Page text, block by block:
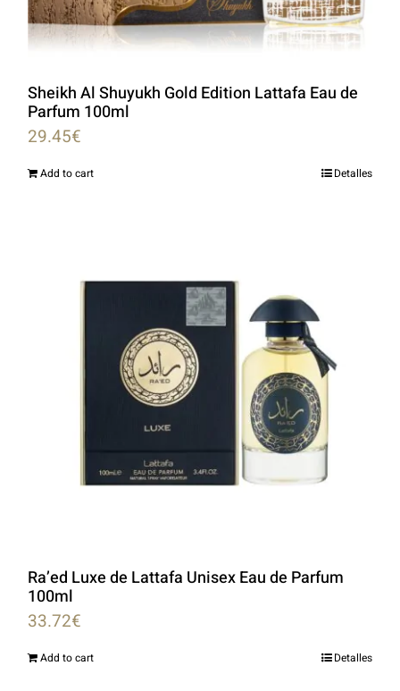
Sheikh Al Shuyukh Gold Edition Lattafa Eau de
Parfum 100ml
29.45€
Add to cart Detalles
Ra’ed Luxe de Lattafa Unisex Eau de Parfum
100ml
33.72€
Add to cart Detalles